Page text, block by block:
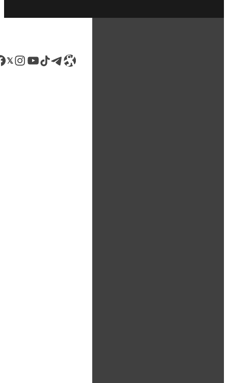
LinkedIn
Instagram
YouTube
TikTok
Telegram
Lien